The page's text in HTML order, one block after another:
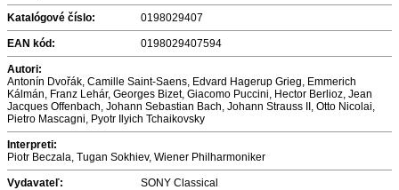
Katalógové číslo: 0198029407
EAN kód: 0198029407594
Autori:
Antonín Dvořák, Camille Saint-Saens, Edvard Hagerup Grieg, Emmerich
Kálmán, Franz Lehár, Georges Bizet, Giacomo Puccini, Hector Berlioz, Jean
Jacques Offenbach, Johann Sebastian Bach, Johann Strauss II, Otto Nicolai,
Pietro Mascagni, Pyotr Ilyich Tchaikovsky
Interpreti:
Piotr Beczala, Tugan Sokhiev, Wiener Philharmoniker
Vydavateľ: SONY Classical